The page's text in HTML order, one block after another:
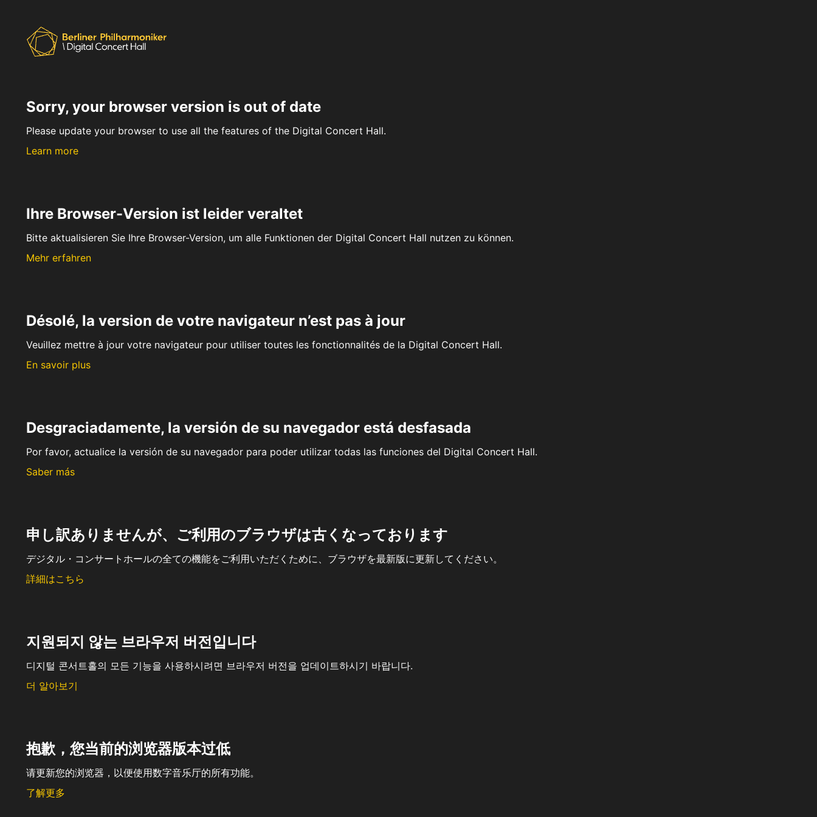
Sorry, your browser version is out of date
Please update your browser to use all the features of the Digital Concert Hall.
Learn more
Ihre Browser-Version ist leider veraltet
Bitte aktualisieren Sie Ihre Browser-Version, um alle Funktionen der Digital Concert Hall nutzen zu können.
Mehr erfahren
Désolé, la version de votre navigateur n’est pas à jour
Veuillez mettre à jour votre navigateur pour utiliser toutes les fonctionnalités de la Digital Concert Hall.
En savoir plus
Desgraciadamente, la versión de su navegador está desfasada
Por favor, actualice la versión de su navegador para poder utilizar todas las funciones del Digital Concert Hall.
Saber más
申し訳ありませんが、ご利用のブラウザは古くなっております
デジタル・コンサートホールの全ての機能をご利用いただくために、ブラウザを最新版に更新してください。
詳細はこちら
지원되지 않는 브라우저 버전입니다
디지털 콘서트홀의 모든 기능을 사용하시려면 브라우저 버전을 업데이트하시기 바랍니다.
더 알아보기
抱歉，您当前的浏览器版本过低
请更新您的浏览器，以便使用数字音乐厅的所有功能。
了解更多